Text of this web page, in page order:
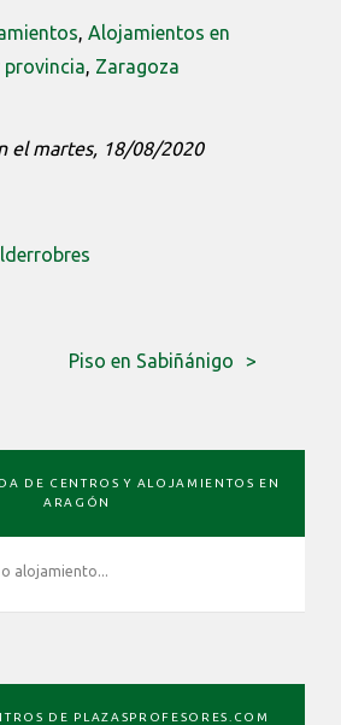
, Alojamientos en
provincia, Zaragoza
el martes, 18/08/2020
Piso en Sabiñánigo
DE CENTROS Y ALOJAMIENTOS EN
ARAGÓN
DE PLAZASPROFESORES.COM